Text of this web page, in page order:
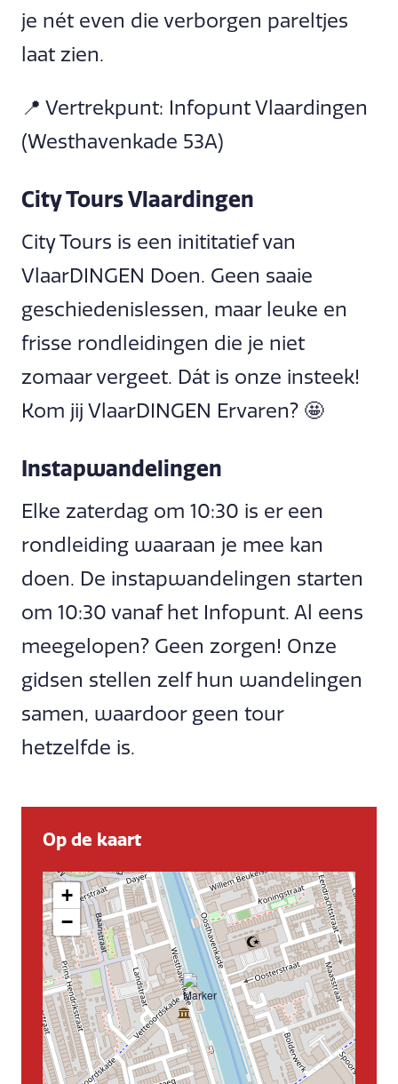
je nét even die verborgen pareltjes
laat zien.
📍 Vertrekpunt: Infopunt Vlaardingen
(Westhavenkade 53A)
City Tours Vlaardingen
City Tours is een inititatief van
VlaarDINGEN Doen. Geen saaie
geschiedenislessen, maar leuke en
frisse rondleidingen die je niet
zomaar vergeet. Dát is onze insteek!
Kom jij VlaarDINGEN Ervaren? 🤩
Instapwandelingen
Elke zaterdag om 10:30 is er een
rondleiding waaraan je mee kan
doen. De instapwandelingen starten
om 10:30 vanaf het Infopunt. Al eens
meegelopen? Geen zorgen! Onze
gidsen stellen zelf hun wandelingen
samen, waardoor geen tour
hetzelfde is.
Op de kaart
+
−